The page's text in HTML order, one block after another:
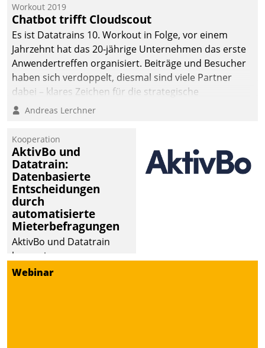
Workout 2019
Chatbot trifft Cloudscout
Es ist Datatrains 10. Workout in Folge, vor einem
Jahrzehnt hat das 20-jährige Unternehmen das erste
Anwendertreffen organisiert. Beiträge und Besucher
haben sich verdoppelt, diesmal sind viele Partner
dabei – klares Zeichen für die strategische
Fokussierung auf den Kunden.
Andreas Lerchner
Kooperation
AktivBo und
Datatrain:
Datenbasierte
Entscheidungen
durch
automatisierte
Mieterbefragungen
AktivBo und Datatrain
kooperieren –
Immobilienunternehmen
Webinar